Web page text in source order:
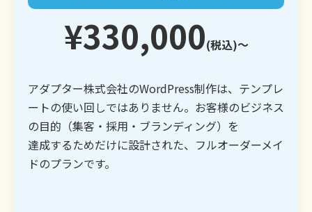
¥330,000(税込)〜
アダプター株式会社のWordPress制作は、テンプレ
ートの使い回しではありません。お客様のビジネス
の目的（集客・採用・ブランディング）を
達成するためだけに設計された、フルオーダーメイ
ドのプランです。